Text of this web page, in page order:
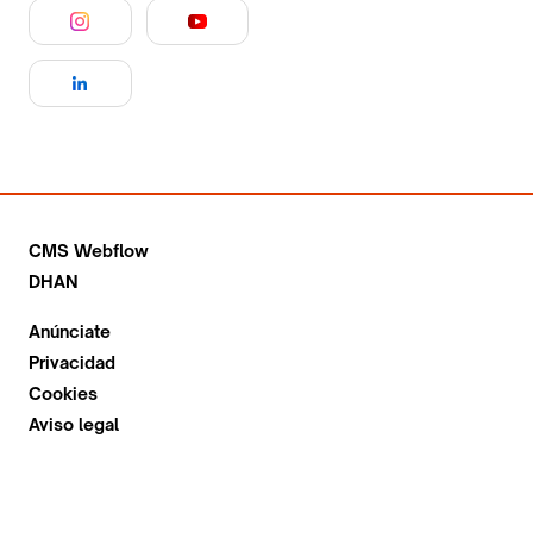
CMS Webflow
DHAN
Anúnciate
Privacidad
Cookies
Aviso legal